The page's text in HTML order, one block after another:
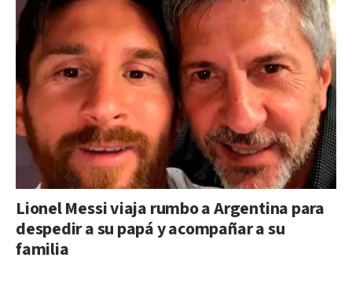
Lionel Messi viaja rumbo a Argentina para
despedir a su papá y acompañar a su
familia